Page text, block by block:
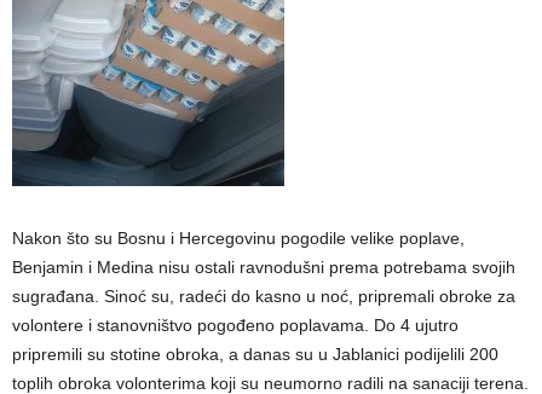
Nakon što su Bosnu i Hercegovinu pogodile velike poplave,
Benjamin i Medina nisu ostali ravnodušni prema potrebama svojih
sugrađana. Sinoć su, radeći do kasno u noć, pripremali obroke za
volontere i stanovništvo pogođeno poplavama. Do 4 ujutro
pripremili su stotine obroka, a danas su u Jablanici podijelili 200
toplih obroka volonterima koji su neumorno radili na sanaciji terena.